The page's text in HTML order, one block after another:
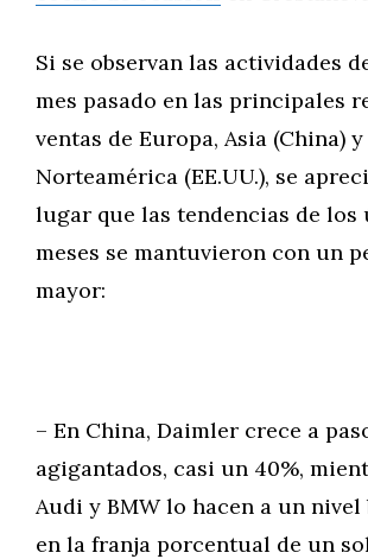
Si se observan las actividades
mes pasado en las principales
ventas de Europa, Asia (China) y
Norteamérica (EE.UU.), se
lugar que las tendencias de los
meses se mantuvieron con un
mayor:
– En China, Daimler crece a
agigantados, casi un 40%,
Audi y BMW lo hacen a un nivel
en la franja porcentual de un